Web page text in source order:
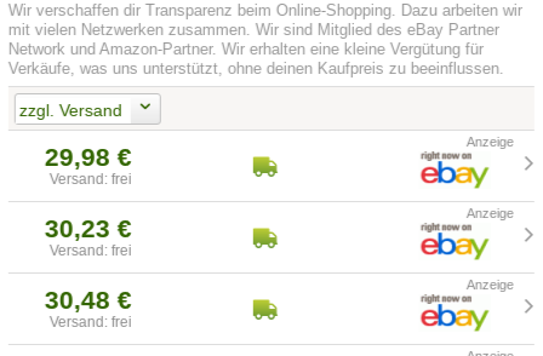
Wir verschaffen dir Transparenz beim Online-Shopping. Dazu arbeiten wir
mit vielen Netzwerken zusammen. Wir sind Mitglied des eBay Partner
Network und Amazon-Partner. Wir erhalten eine kleine Vergütung für
Verkäufe, was uns unterstützt, ohne deinen Kaufpreis zu beeinflussen.
zzgl. Versand
29,98 €
Versand: frei
30,23 €
Versand: frei
30,48 €
Versand: frei